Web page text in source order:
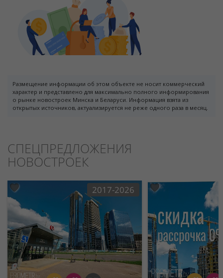
Размещение информации об этом объекте не носит коммерческий
характер и представлено для максимально полного информирования
о рынке новостроек Минска и Беларуси. Информация взята из
открытых источников, актуализируется не реже одного раза в месяц.
СПЕЦПРЕДЛОЖЕНИЯ
НОВОСТРОЕК
2017-2026